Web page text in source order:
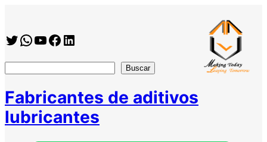
contenido
Twitter
WhatsApp
YouTube
Facebook
https://www.linkedin.com/company/shanghai-minglan-chemical-co–ltd
Buscar
Fabricantes de aditivos
lubricantes